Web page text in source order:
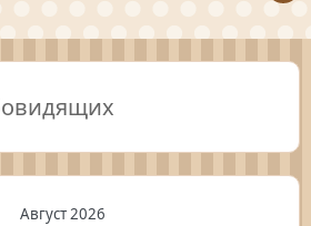
Август 2026